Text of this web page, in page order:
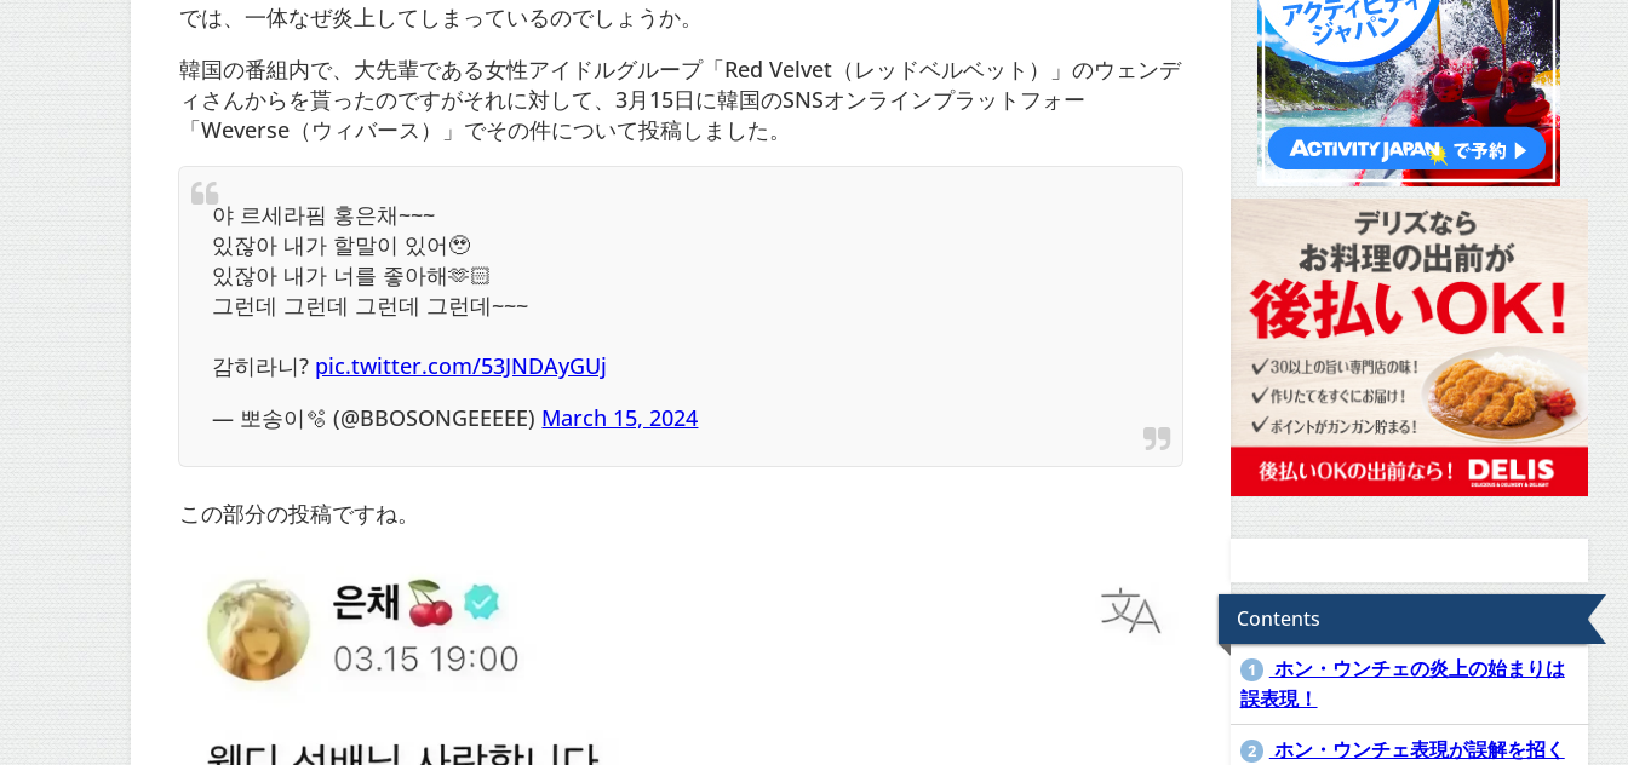
では、一体なぜ炎上してしまっているのでしょうか。
韓国の番組内で、大先輩である女性アイドルグループ「Red Velvet（レッドベルベット）」のウェンデ
ィさんからを貰ったのですがそれに対して、3月15日に韓国のSNSオンラインプラットフォー
「Weverse（ウィバース）」でその件について投稿しました。
야 르세라핌 홍은채~~~
있잖아 내가 할말이 있어🥹
있잖아 내가 너를 좋아해🫶🏻
그런데 그런데 그런데 그런데~~~
감히라니? pic.twitter.com/53JNDAyGUj
— 뽀송이🫧 (@BBOSONGEEEEE) March 15, 2024
この部分の投稿ですね。
Contents
1
ホン・ウンチェの炎上の始まりは
誤表現！
2
ホン・ウンチェ表現が誤解を招く